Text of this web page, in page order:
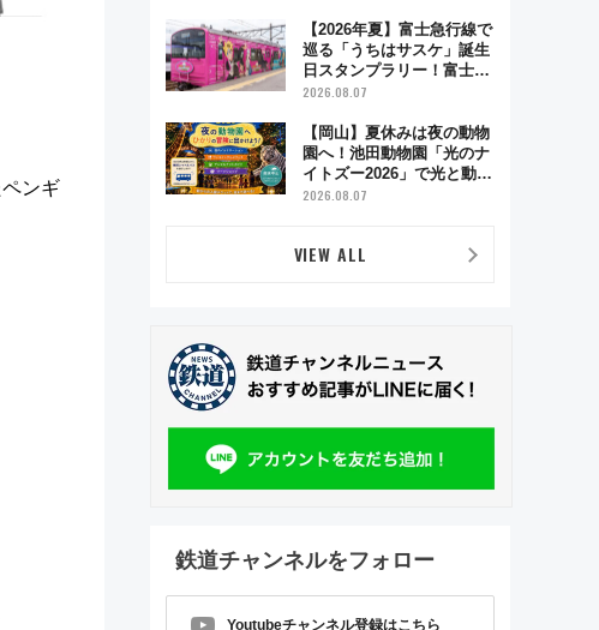
ンギ
【2026年夏】富士急行線で
巡る「うちはサスケ」誕生
日スタンプラリー！富士急
ハイランド限定グルメ＆グ
2026.08.07
【岡山】夏休みは夜の動物
園へ！池田動物園「光のナ
イトズー2026」で光と動物
が彩る特別な夜
2026.08.07
VIEW ALL
鉄道チャンネルをフォロー
Youtubeチャンネル登録はこちら